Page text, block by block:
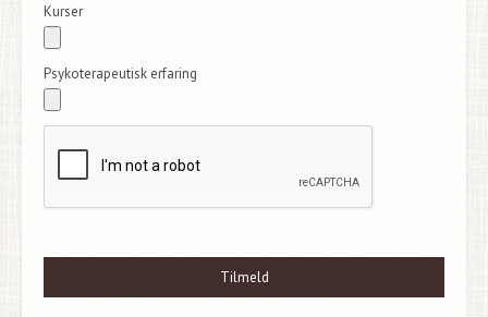
Kurser
Psykoterapeutisk erfaring